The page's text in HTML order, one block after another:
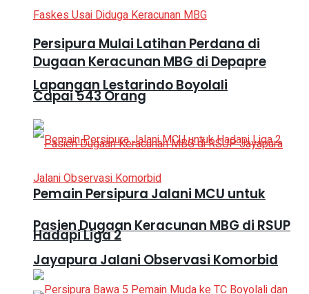
Dugaan Keracunan MBG di Depapre
Capai 543 Orang
Pasien Dugaan Keracunan MBG di RSUP
Jayapura Jalani Observasi Komorbid
Persipura Mulai Latihan Perdana di
Lapangan Lestarindo Boyolali
Pemain Persipura Jalani MCU untuk
Hadapi Liga 2